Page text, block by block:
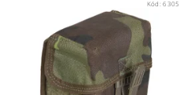
Kód: